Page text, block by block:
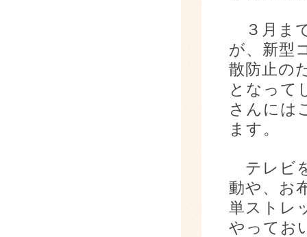
３月ま
が、新型
散防止の
となって
さんには
ます。
テレビ
動や、お
単ストレ
やってお